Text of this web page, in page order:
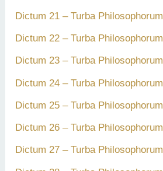
Dictum 21 – Turba Philosophorum
Dictum 22 – Turba Philosophorum
Dictum 23 – Turba Philosophorum
Dictum 24 – Turba Philosophorum
Dictum 25 – Turba Philosophorum
Dictum 26 – Turba Philosophorum
Dictum 27 – Turba Philosophorum